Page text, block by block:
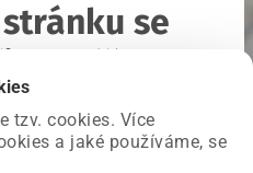
tzv. cookies. Více
a jaké používáme, se
se
a už ji opravujeme.
požadovanou stránku.